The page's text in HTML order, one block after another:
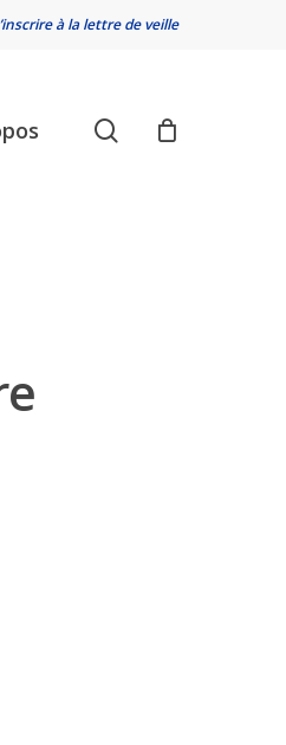
à la lettre de veille
search